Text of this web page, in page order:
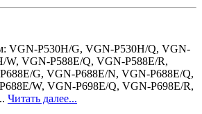
VGN-P530H/G, VGN-P530H/Q, VGN-
W, VGN-P588E/Q, VGN-P588E/R,
G, VGN-P688E/N, VGN-P688E/Q,
W, VGN-P698E/Q, VGN-P698E/R,
Читать далее...